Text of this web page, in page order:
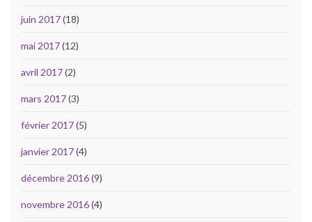
juin 2017(18)
mai 2017(12)
avril 2017(2)
mars 2017(3)
février 2017(5)
janvier 2017(4)
décembre 2016(9)
novembre 2016(4)